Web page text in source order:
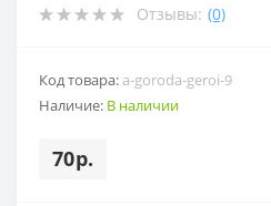
Отзывы: (0)
Код товара: a-goroda-geroi-9
Наличие: В наличии
70р.